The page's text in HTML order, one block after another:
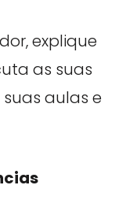
explique
as suas
aulas e